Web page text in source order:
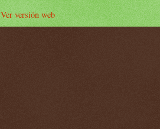
Ver versión web